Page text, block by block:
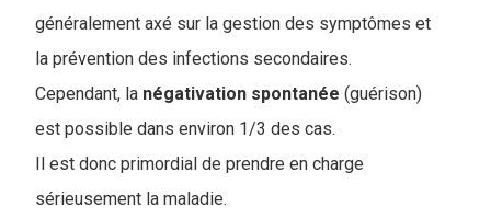
généralement axé sur la gestion des symptômes et
la prévention des infections secondaires.
Cependant, la négativation spontanée (guérison)
est possible dans environ 1/3 des cas.
Il est donc primordial de prendre en charge
sérieusement la maladie.